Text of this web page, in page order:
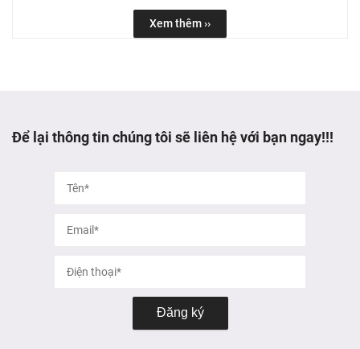
Xem thêm ››
Để lại thông tin chúng tôi sẽ liên hệ với bạn ngay!!!
Đăng ký